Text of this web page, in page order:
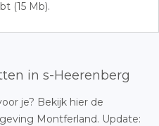
(15 Mb).
in s-Heerenberg
je? Bekijk hier de
Montferland. Update: